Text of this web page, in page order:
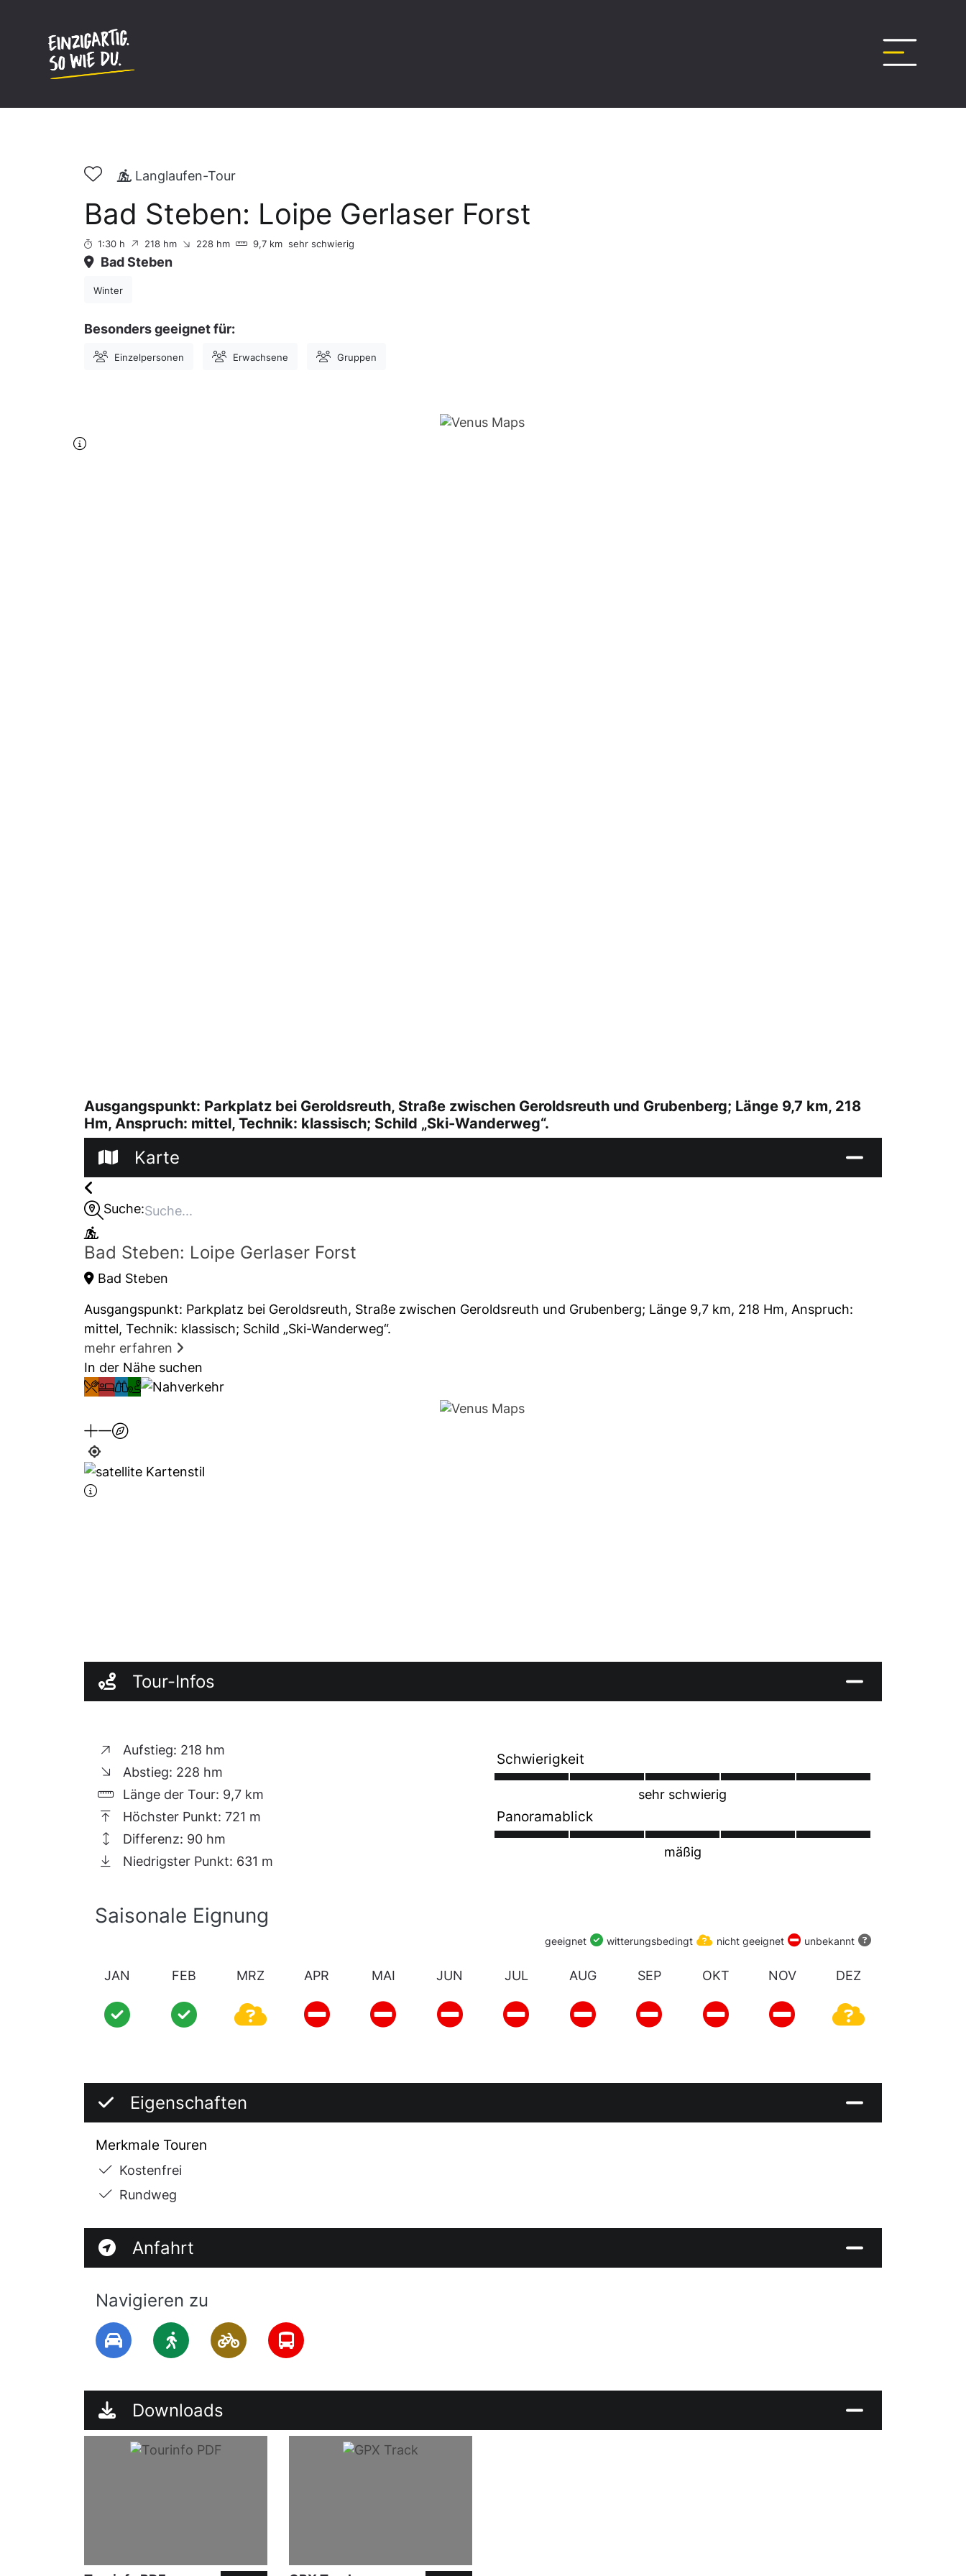
Langlaufen-Tour
Bad Steben: Loipe Gerlaser Forst
1:30 h 218 hm 228 hm 9,7 km sehr schwierig
Bad Steben
Winter
Besonders geeignet für:
Einzelpersonen Erwachsene Gruppen
Ausgangspunkt: Parkplatz bei Geroldsreuth, Straße zwischen Geroldsreuth und Grubenberg; Länge 9,7 km, 218
Hm, Anspruch: mittel, Technik: klassisch; Schild „Ski-Wanderweg“.
Karte
Suche:
Bad Steben: Loipe Gerlaser Forst
Bad Steben
Ausgangspunkt: Parkplatz bei Geroldsreuth, Straße zwischen Geroldsreuth und Grubenberg; Länge 9,7 km, 218 Hm, Anspruch:
mittel, Technik: klassisch; Schild „Ski-Wanderweg“.
mehr erfahren
In der Nähe suchen
Tour-Infos
Aufstieg: 218 hm
Abstieg: 228 hm
Länge der Tour: 9,7 km
Höchster Punkt: 721 m
Differenz: 90 hm
Niedrigster Punkt: 631 m
Schwierigkeit
sehr schwierig
Panoramablick
mäßig
Saisonale Eignung
geeignet witterungsbedingt nicht geeignet unbekannt
JAN FEB MRZ APR MAI JUN JUL AUG SEP OKT NOV DEZ
Eigenschaften
Merkmale Touren
Kostenfrei
Rundweg
Anfahrt
Navigieren zu
Downloads